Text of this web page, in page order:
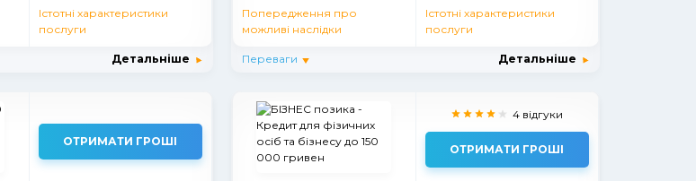
Істотні характеристики
послуги
Детальніше
Попередження про
можливі наслідки
Істотні характеристики
послуги
Переваги Детальніше
ОТРИМАТИ ГРОШІ
4 відгуки
ОТРИМАТИ ГРОШІ